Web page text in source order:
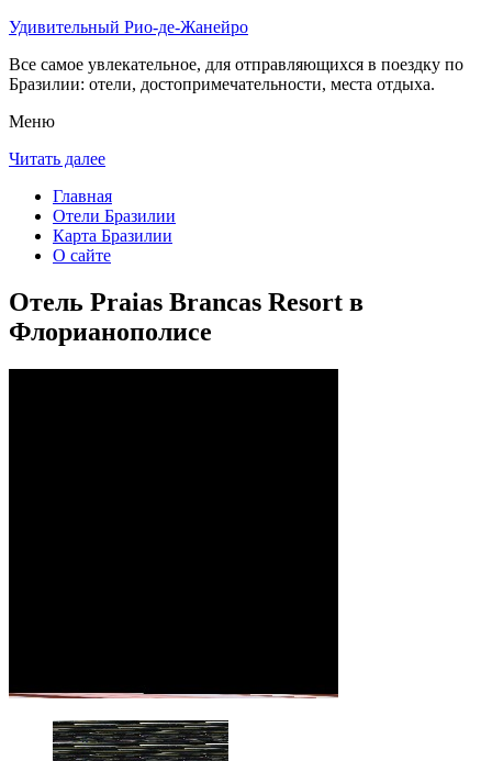
Удивительный Рио-де-Жанейро
Все самое увлекательное, для отправляющихся в поездку по
Бразилии: отели, достопримечательности, места отдыха.
Меню
Читать далее
Главная
Отели Бразилии
Карта Бразилии
О сайте
Отель Praias Brancas Resort в
Флорианополисе